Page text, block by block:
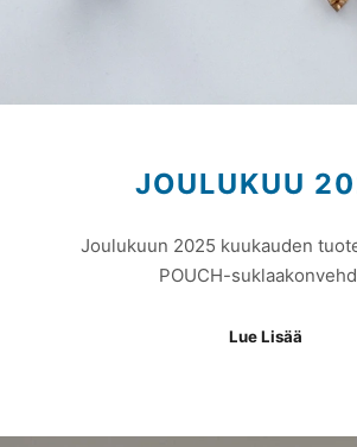
JOULUKUU
Joulukuun 2025 kuukauden
POUCH-
Lue Lisää